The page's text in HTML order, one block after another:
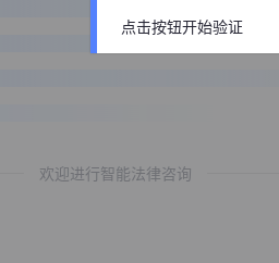
欢迎进行智能法律咨询
点击按钮开始验证